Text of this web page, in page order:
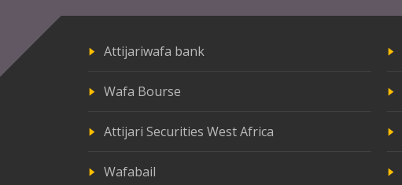
Attijariwafa bank
Wafa Bourse
Attijari Securities West Africa
Wafabail